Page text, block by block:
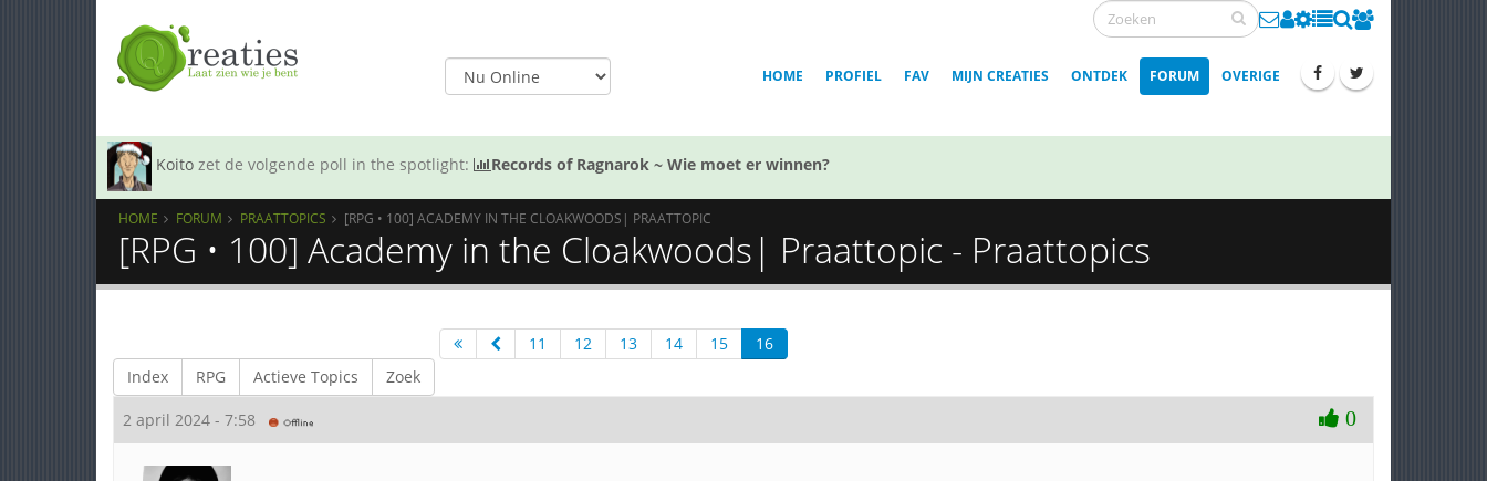
HOME PROFIEL FAV MIJN CREATIES ONTDEK FORUM OVERIGE
Koito zet de volgende poll in the spotlight: Records of Ragnarok ~ Wie moet er winnen?
HOME FORUM PRAATTOPICS [RPG • 100] ACADEMY IN THE CLOAKWOODS| PRAATTOPIC
[RPG • 100] Academy in the Cloakwoods| Praattopic - Praattopics
Index RPG Actieve Topics Zoek
11 12 13 14 15 16
2 april 2024 - 7:58 0